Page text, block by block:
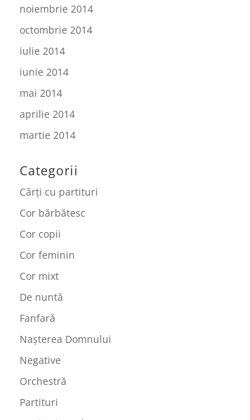
noiembrie 2014
octombrie 2014
iulie 2014
iunie 2014
mai 2014
aprilie 2014
martie 2014
Categorii
Cărți cu partituri
Cor bărbătesc
Cor copii
Cor feminin
Cor mixt
De nuntă
Fanfară
Nașterea Domnului
Negative
Orchestră
Partituri